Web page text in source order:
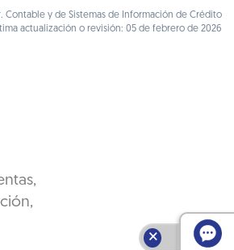
Contable y de Sistemas de Información de Crédito
actualización o revisión: 05 de febrero de 2026
🗙